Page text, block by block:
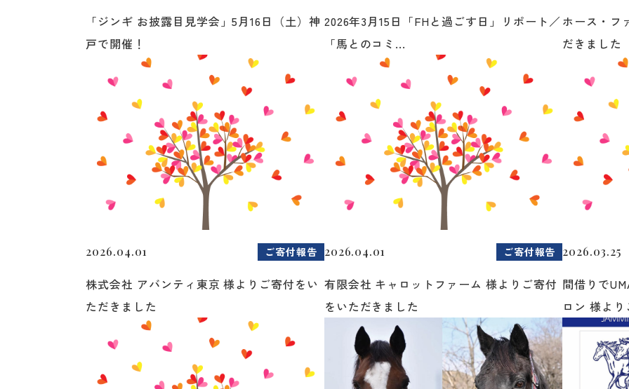
「ジンギ お披露目見学会」5月16日（土）神
戸で開催！
2026年3月15日「FHと過ごす日」リポート／
「馬とのコミ...
ホース・フ
だきました
2026.04.01 ご寄付報告
株式会社 アバンティ東京 様よりご寄付をい
ただきました
2026.04.01 ご寄付報告
有限会社 キャロットファーム 様よりご寄付
をいただきました
2026.03.25
間借りで
ロン 様よ